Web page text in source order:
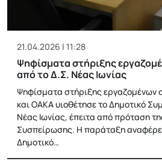
21.04.2026 | 11:28
Ψηφίσματα στήριξης
από το Δ.Σ. Νέας Ιωνίας
Ψηφίσματα στήριξης εργαζομένων
και ΟΑΚΑ υιοθέτησε το Δημοτικό
Νέας Ιωνίας, έπειτα από πρόταση
Συσπείρωσης. Η παράταξη
Δημοτικό…